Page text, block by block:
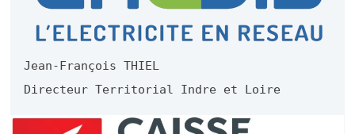
Jean-François THIEL
Directeur Territorial Indre et Loire